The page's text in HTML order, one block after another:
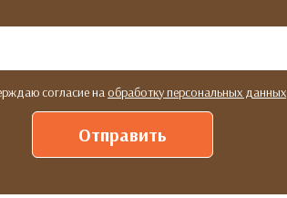
согласие на обработку персональных данных
Отправить